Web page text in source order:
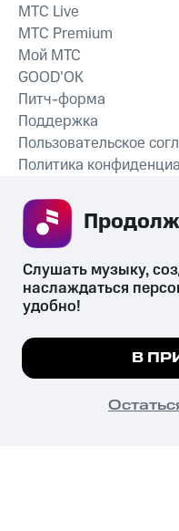
MTС Live
MTС Premium
Мой МТС
GOOD’OK
Питч-форма
Поддержка
Пользовательское
Политика
психотропных веществ, их
их незаконный оборот
законодательством
© 2026 ООО «КИОН».
Все права защищены
Мы используем
Слушать музыку,
наслаждаться
удобно!
В